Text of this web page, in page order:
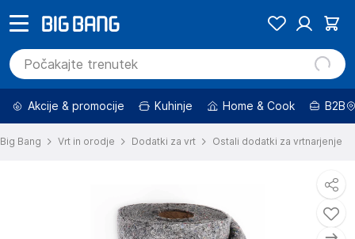
Akcije & promocije Kuhinje Home & Cook B2B
Big Bang Vrt in orodje Dodatki za vrt Ostali dodatki za vrtnarjenje